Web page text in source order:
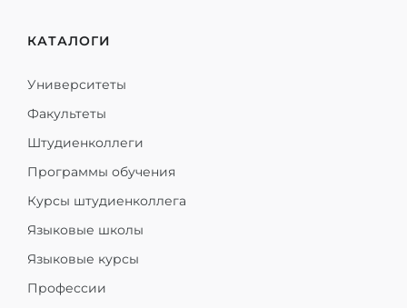
КАТАЛОГИ
Университеты
Факультеты
Штудиенколлеги
Программы обучения
Курсы штудиенколлега
Языковые школы
Языковые курсы
Профессии